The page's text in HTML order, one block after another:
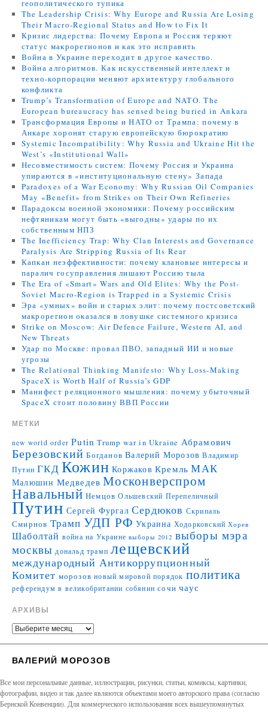
геополитического тупика
The Leadership Crisis: Why Europe and Russia Are Losing
Their Macro-Regional Status and How to Fix It
Кризис лидерства: Почему Европа и Россия теряют
статус макрорегионов и как это исправить
Война в Украине переходит в другое качество.
Война алгоритмов. Как искусственный интеллект и
техно-корпорации меняют архитектуру глобального
конфликта
Trump’s Transformation of Europe and NATO. The
European bureaucracy has sensed being buried in Ankara
Трансформация Европы и НАТО от Трампа: почему в
Анкаре хоронят старую европейскую бюрократию
Systemic Incompatibility: Why Russia and Ukraine Hit the
West’s «Institutional Wall»
Несовместимость систем: Почему Россия и Украина
упираются в «институциональную стену» Запада
Paradoxes of a War Economy: Why Russian Oil Companies
May «Benefit» from Strikes on Their Own Refineries
Парадоксы военной экономики: Почему российским
нефтяникам могут быть «выгодны» удары по их
собственным НПЗ
The Inefficiency Trap: Why Clan Interests and Governance
Paralysis Are Stripping Russia of Its Rear
Капкан неэффективности: почему клановые интересы и
паралич госуправления лишают Россию тыла
The Era of «Smart» Wars and Old Elites: Why the Post-
Soviet Macro-Region is Trapped in a Systemic Crisis
Эра «умных» войн и старых элит: почему постсоветский
макрорегион оказался в ловушке системного кризиса
Strike on Moscow: Air Defence Failure, Western AI, and
New Threats
Удар по Москве: провал ПВО, западный ИИ и новые
угрозы
The Relational Thinking Manifesto: Why Loss-Making
SpaceX is Worth Half of Russia’s GDP
Манифест реляционного мышления: почему убыточный
SpaceX стоит половину ВВП России
МЕТКИ
new world order Putin Trump war in Ukraine Абрамович
Березовский Богданов Валерий Морозов Владимир
Путин ГКД Кожин Коржаков Кремль МАК
Малюшин Медведев Москонверспром
Навальный Немцов Ольшевский Перепеличный
Путин Сергей Фургал Сердюков Скрипаль
Смирнов Трамп УДП РФ Украина Ходорковский Хорев
Шаболтай война на Украине выборы 2012 выборы мэра
москвы дональд трамп лещевский
международный Антикоррупционный
Комитет морозов новый мировой порядок политика
референдум в великобритании собянин сочи чаус
АРХИВЫ
ВАЛЕРИЙ МОРОЗОВ
Все мои персональные данные, иллюстрации, рисунки, статьи, комиксы, картинки,
фотографии, видео и так далее являются объектами моего авторского права (согласно
Бернской Конвенции). Для коммерческого использования всех вышеупомянутых